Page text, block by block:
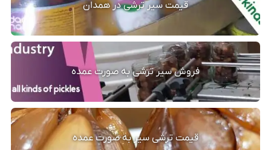
قیمت سیر ترشی در همدان
فروش سیر ترشی به صورت عمده
قیمت ترشی سیر به صورت عمده